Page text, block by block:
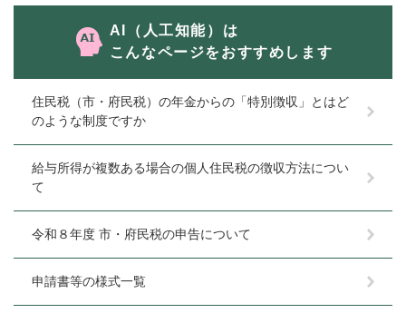
AI（人工知能）は
こんなページをおすすめします
住民税（市・府民税）の年金からの「特別徴収」とはど
のような制度ですか
給与所得が複数ある場合の個人住民税の徴収方法につい
て
令和８年度 市・府民税の申告について
申請書等の様式一覧